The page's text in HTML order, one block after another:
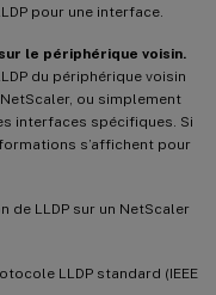
pour une interface.
le périphérique voisin.
du périphérique voisin
ou simplement
interfaces spécifiques. Si
s’affichent pour
de LLDP sur un NetScaler
LLDP standard (IEEE